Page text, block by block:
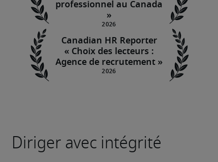
professionnel au Canada
»
Canadian HR Reporter
« Choix des lecteurs :
Agence de recrutement »
Diriger avec intégrité